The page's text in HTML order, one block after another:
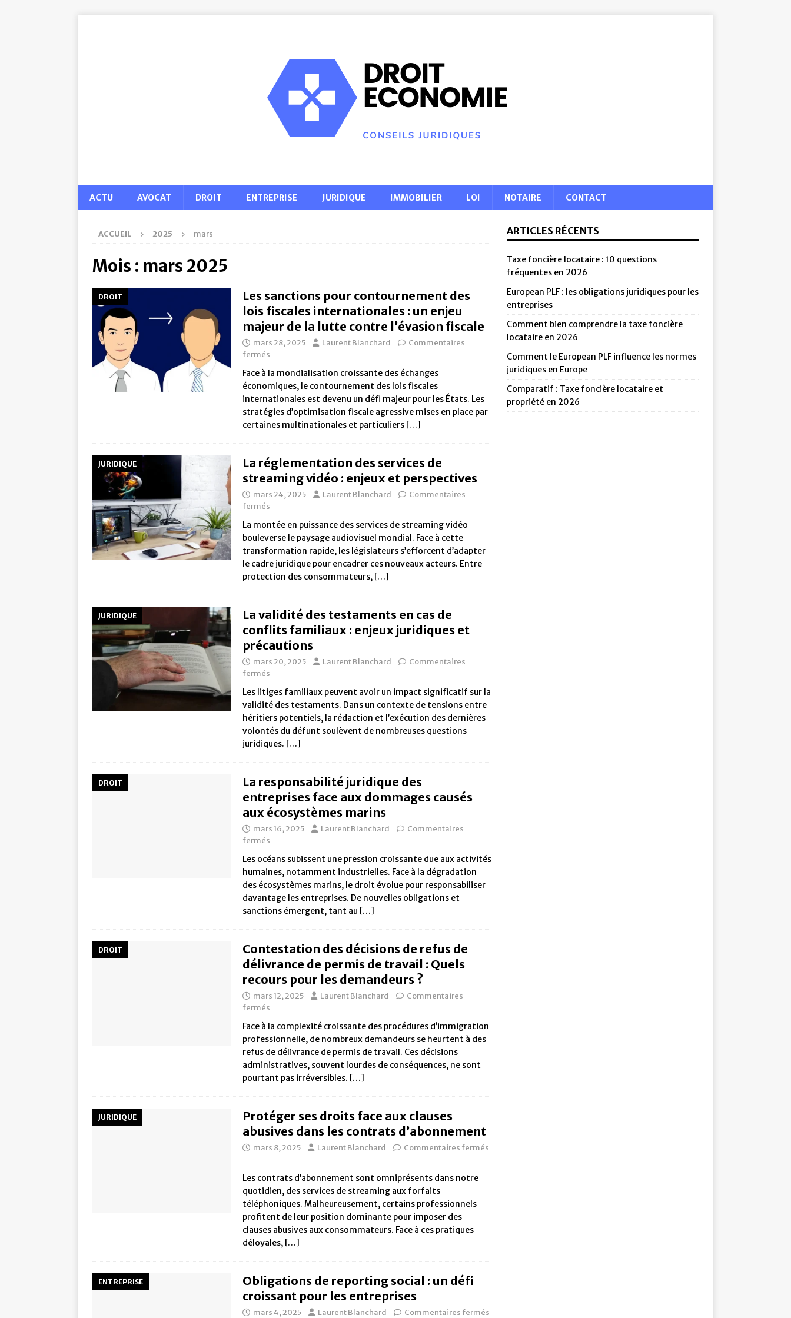
ACTU AVOCAT DROIT ENTREPRISE JURIDIQUE IMMOBILIER LOI NOTAIRE CONTACT
ACCUEIL 2025 mars
Mois : mars 2025
DROIT
Les sanctions pour contournement des
lois fiscales internationales : un enjeu
majeur de la lutte contre l’évasion fiscale
mars 28, 2025 Laurent Blanchard
Commentaires
fermés
Face à la mondialisation croissante des échanges
économiques, le contournement des lois fiscales
internationales est devenu un défi majeur pour les États. Les
stratégies d’optimisation fiscale agressive mises en place par
certaines multinationales et particuliers […]
JURIDIQUE
La réglementation des services de
streaming vidéo : enjeux et perspectives
mars 24, 2025 Laurent Blanchard
Commentaires
fermés
La montée en puissance des services de streaming vidéo
bouleverse le paysage audiovisuel mondial. Face à cette
transformation rapide, les législateurs s’efforcent d’adapter
le cadre juridique pour encadrer ces nouveaux acteurs. Entre
protection des consommateurs, […]
JURIDIQUE
La validité des testaments en cas de
conflits familiaux : enjeux juridiques et
précautions
mars 20, 2025 Laurent Blanchard
Commentaires
fermés
Les litiges familiaux peuvent avoir un impact significatif sur la
validité des testaments. Dans un contexte de tensions entre
héritiers potentiels, la rédaction et l’exécution des dernières
volontés du défunt soulèvent de nombreuses questions
juridiques. […]
DROIT
La responsabilité juridique des
entreprises face aux dommages causés
aux écosystèmes marins
mars 16, 2025 Laurent Blanchard
Commentaires
fermés
Les océans subissent une pression croissante due aux activités
humaines, notamment industrielles. Face à la dégradation
des écosystèmes marins, le droit évolue pour responsabiliser
davantage les entreprises. De nouvelles obligations et
sanctions émergent, tant au […]
DROIT
Contestation des décisions de refus de
délivrance de permis de travail : Quels
recours pour les demandeurs ?
mars 12, 2025 Laurent Blanchard
Commentaires
fermés
Face à la complexité croissante des procédures d’immigration
professionnelle, de nombreux demandeurs se heurtent à des
refus de délivrance de permis de travail. Ces décisions
administratives, souvent lourdes de conséquences, ne sont
pourtant pas irréversibles. […]
JURIDIQUE
Protéger ses droits face aux clauses
abusives dans les contrats d’abonnement
mars 8, 2025 Laurent Blanchard Commentaires fermés
Les contrats d’abonnement sont omniprésents dans notre
quotidien, des services de streaming aux forfaits
téléphoniques. Malheureusement, certains professionnels
profitent de leur position dominante pour imposer des
clauses abusives aux consommateurs. Face à ces pratiques
déloyales, […]
ENTREPRISE
Obligations de reporting social : un défi
croissant pour les entreprises
mars 4, 2025 Laurent Blanchard Commentaires fermés
ARTICLES RÉCENTS
Taxe foncière locataire : 10 questions
fréquentes en 2026
European PLF : les obligations juridiques pour les
entreprises
Comment bien comprendre la taxe foncière
locataire en 2026
Comment le European PLF influence les normes
juridiques en Europe
Comparatif : Taxe foncière locataire et
propriété en 2026